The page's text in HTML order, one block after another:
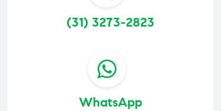
(31) 3273-2823
WhatsApp